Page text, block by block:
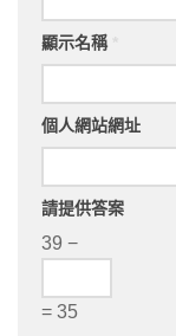
顯示名稱
個人網站網址
請提供答案
39 −
= 35